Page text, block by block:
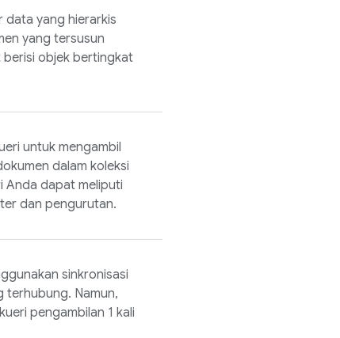
data yang hierarkis
yang tersusun
berisi objek bertingkat
untuk mengambil
dalam koleksi
Anda dapat meliputi
dan pengurutan.
sinkronisasi
Namun,
pengambilan 1 kali